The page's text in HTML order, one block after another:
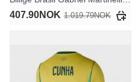
407.90NOK 1.019.79NOK